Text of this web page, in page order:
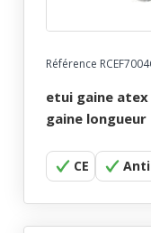
Référence
etui gaine
gaine
CE